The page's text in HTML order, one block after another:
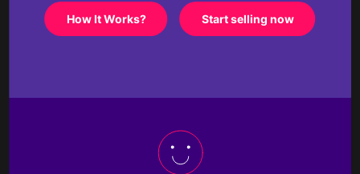
How It Works? Start selling now